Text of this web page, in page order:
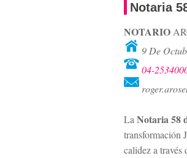
Notaria
NOTARIO
9 De
04-
LaNotaria 58
transformación
calidez a